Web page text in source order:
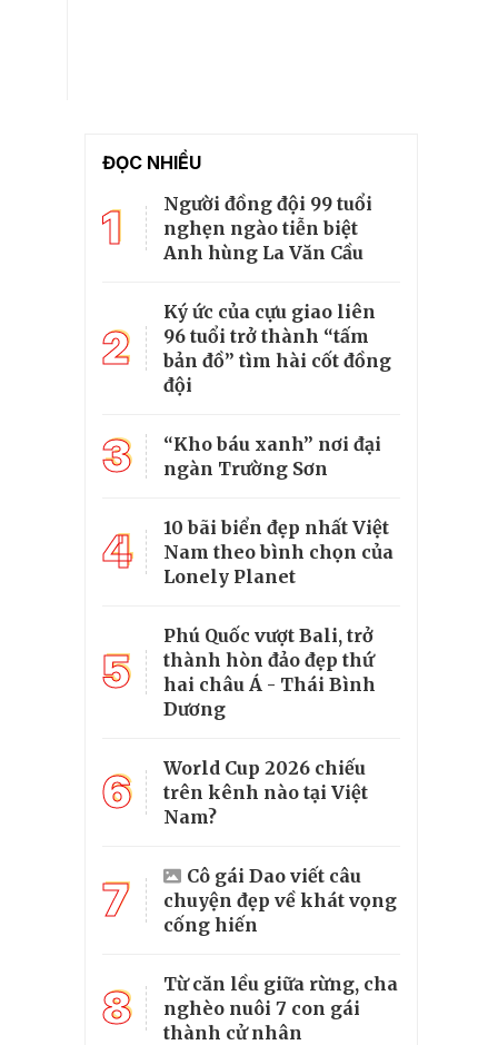
ĐỌC NHIỀU
1
Người đồng đội 99 tuổi
nghẹn ngào tiễn biệt
Anh hùng La Văn Cầu
2
Ký ức của cựu giao liên
96 tuổi trở thành “tấm
bản đồ” tìm hài cốt đồng
đội
3
“Kho báu xanh” nơi đại
ngàn Trường Sơn
4
10 bãi biển đẹp nhất Việt
Nam theo bình chọn của
Lonely Planet
5
Phú Quốc vượt Bali, trở
thành hòn đảo đẹp thứ
hai châu Á - Thái Bình
Dương
6
World Cup 2026 chiếu
trên kênh nào tại Việt
Nam?
7
Cô gái Dao viết câu
chuyện đẹp về khát vọng
cống hiến
8
Từ căn lều giữa rừng, cha
nghèo nuôi 7 con gái
thành cử nhân